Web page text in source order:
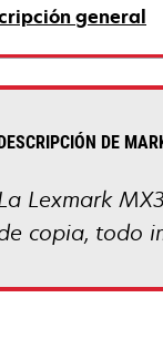
general
DE
Lexmark
copia, todo